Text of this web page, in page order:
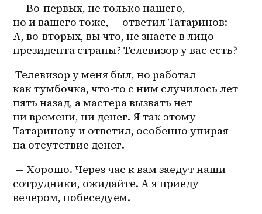
— Во-первых, не только нашего,
но и вашего тоже, — ответил Татаринов: —
А, во-вторых, вы что, не знаете в лицо
президента страны? Телевизор у вас есть?
Телевизор у меня был, но работал
как тумбочка, что-то с ним случилось лет
пять назад, а мастера вызвать нет
ни времени, ни денег. Я так этому
Татаринову и ответил, особенно упирая
на отсутствие денег.
— Хорошо. Через час к вам заедут наши
сотрудники, ожидайте. А я приеду
вечером, побеседуем.